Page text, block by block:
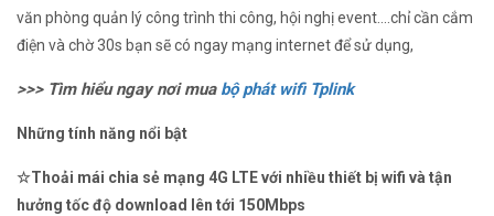
văn phòng quản lý công trình thi công, hội nghị event....chỉ cần cắm
điện và chờ 30s bạn sẽ có ngay mạng internet để sử dụng,
>>> Tìm hiểu ngay nơi mua bộ phát wifi Tplink
Những tính năng nổi bật
☆Thoải mái chia sẻ mạng 4G LTE với nhiều thiết bị wifi và tận
hưởng tốc độ download lên tới 150Mbps